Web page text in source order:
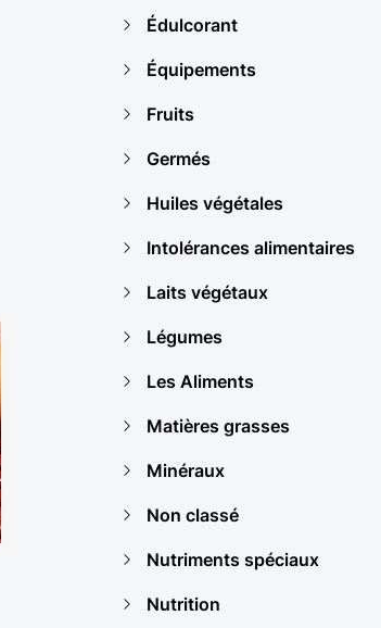
Édulcorant
Équipements
Fruits
Germés
Huiles végétales
Intolérances alimentaires
Laits végétaux
Légumes
Les Aliments
Matières grasses
Minéraux
Non classé
Nutriments spéciaux
Nutrition